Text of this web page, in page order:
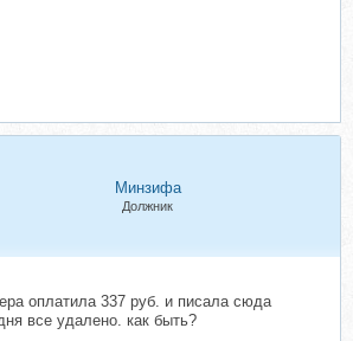
Минзифа
Должник
оплатила 337 руб. и писала сюда
все удалено. как быть?